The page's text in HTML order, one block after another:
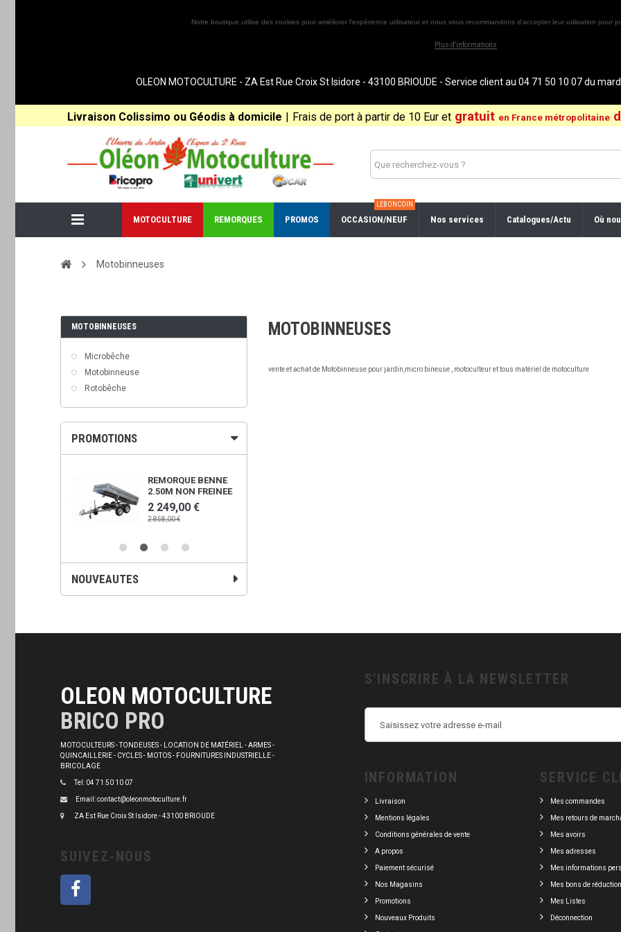
Notre boutique utilise des cookies pour améliorer l'expérience utilisateur et nous vous recommandons d'accepter leur utilisation pour
Plus d'informations
OLEON MOTOCULTURE - ZA Est Rue Croix St Isidore - 43100 BRIOUDE - Service client au 04 71 50 10 07 du
Livraison Colissimo ou Géodis à domicile | Frais de port à partir de 10 Eur et gratuit en France métropolitaine
MOTOCULTURE REMORQUES PROMOS OCCASION/NEUF
LEBONCOIN
Nos services Catalogues/Actu Où
Motobinneuses
MOTOBINNEUSES
Microbêche
Motobinneuse
Rotobêche
PROMOTIONS
REMORQUE BENNE
2.50M NON FREINEE
2 249,00 €
2 858,00 €
NOUVEAUTES
MOTOBINNEUSES
vente et achat de Motobinneuse pour jardin,micro bineuse , motoculteur et tous matériel de motoculture
OLEON MOTOCULTURE
BRICO PRO
MOTOCULTEURS - TONDEUSES - LOCATION DE MATÉRIEL - ARMES -
QUINCAILLERIE - CYCLES - MOTOS - FOURNITURES INDUSTRIELLE -
BRICOLAGE
Tel: 04 71 50 10 07
Email: contact@oleonmotoculture.fr
ZA Est Rue Croix St Isidore - 43100 BRIOUDE
SUIVEZ-NOUS
S'INSCRIRE À LA NEWSLETTER
INFORMATION
Livraison
Mentions légales
Conditions générales de vente
A propos
Paiement sécurisé
Nos Magasins
Promotions
Nouveaux Produits
SERVICE
Mes commandes
Mes retours de
Mes avoirs
Mes adresses
Mes informations
Mes bons de
Mes Listes
Déconnection